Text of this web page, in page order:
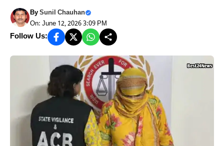
BySunil Chauhan
On: June 12, 2026 3:09 PM
Follow Us: